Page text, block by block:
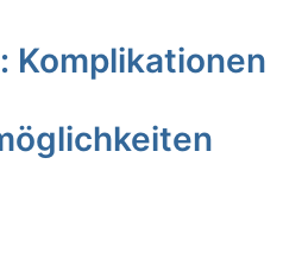
Komplikationen